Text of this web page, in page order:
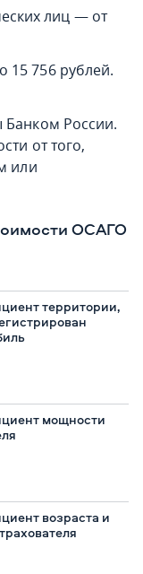
лиц — от
15 756 рублей.
Банком России.
от того,
или
ОСАГО
территории,
мощности
возраста и